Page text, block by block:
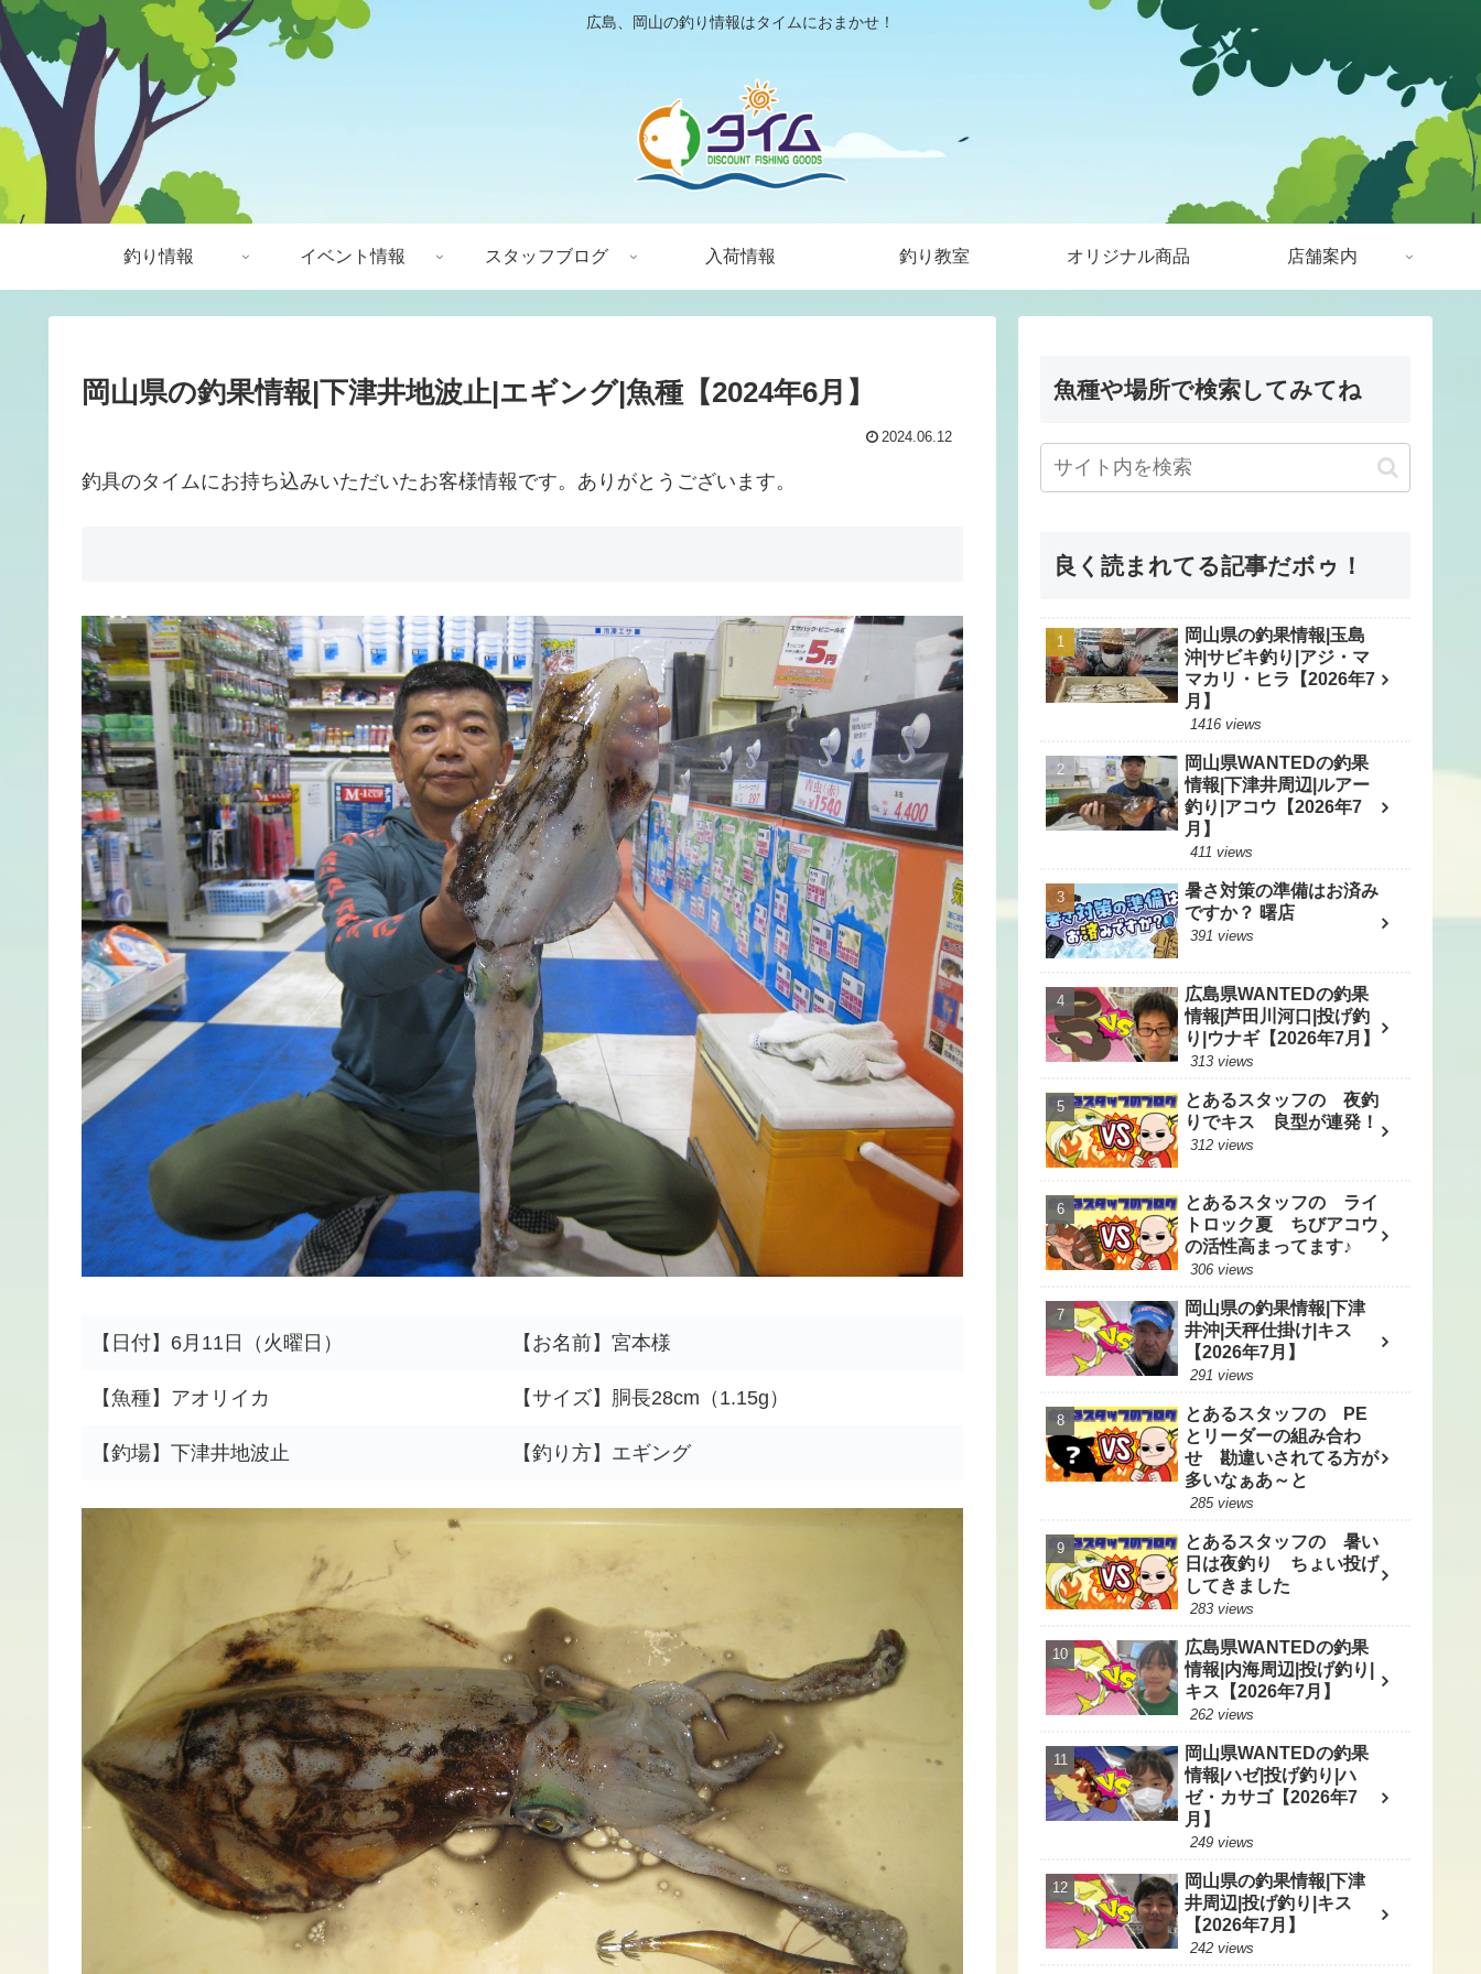
広島、岡山の釣り情報はタイムにおまかせ！
釣り情報 イベント情報 スタッフブログ 入荷情報 釣り教室 オリジナル商品 店舗案内
岡山県の釣果情報|下津井地波止|エギング|魚種【2024年6月】
2024.06.12
釣具のタイムにお持ち込みいただいたお客様情報です。ありがとうございます。
【日付】6月11日（火曜日） 【お名前】宮本様
【魚種】アオリイカ 【サイズ】胴長28cm（1.15g）
【釣場】下津井地波止 【釣り方】エギング
魚種や場所で検索してみてね
良く読まれてる記事だボゥ！
岡山県の釣果情報|玉島
沖|サビキ釣り|アジ・マ
マカリ・ヒラ【2026年7
月】
1416 views
岡山県WANTEDの釣果
情報|下津井周辺|ルアー
釣り|アコウ【2026年7
月】
411 views
暑さ対策の準備はお済み
ですか？ 曙店
391 views
広島県WANTEDの釣果
情報|芦田川河口|投げ釣
り|ウナギ【2026年7月】
313 views
とあるスタッフの 夜釣
りでキス 良型が連発！
312 views
とあるスタッフの ライ
トロック夏 ちびアコウ
の活性高まってます♪
306 views
岡山県の釣果情報|下津
井沖|天秤仕掛け|キス
【2026年7月】
291 views
とあるスタッフの PE
とリーダーの組み合わ
せ 勘違いされてる方が
多いなぁあ～と
285 views
とあるスタッフの 暑い
日は夜釣り ちょい投げ
してきました
283 views
広島県WANTEDの釣果
情報|内海周辺|投げ釣り|
キス【2026年7月】
262 views
岡山県WANTEDの釣果
情報|ハゼ|投げ釣り|ハ
ゼ・カサゴ【2026年7
月】
249 views
岡山県の釣果情報|下津
井周辺|投げ釣り|キス
【2026年7月】
242 views